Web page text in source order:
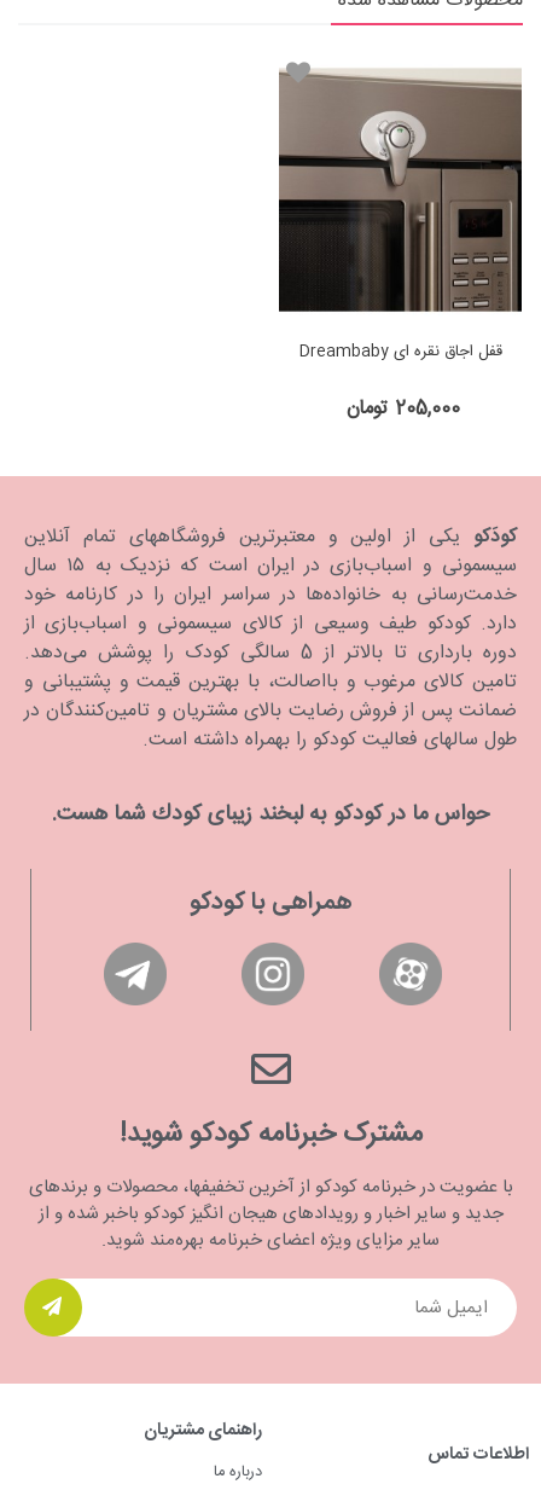
قفل اجاق نقره ای Dreambaby
205,000 تومان
کودَکو یکی از اولین و معتبرترین فروشگاههای تمام آنلاین
سیسمونی و اسباب‌بازی در ایران است که نزدیک به ۱۵ سال
خدمت‌رسانی به خانواده‌ها در سراسر ایران را در کارنامه خود
دارد. كودكو طیف وسیعی از کالای سیسمونی و اسباب‌بازی از
دوره بارداری تا بالاتر از 5 سالگی کودک را پوشش می‌دهد.
تامین کالای مرغوب و بااصالت، با بهترین قیمت و پشتیبانی و
ضمانت پس از فروش رضایت بالای مشتریان و تامین‌کنندگان در
طول سالهای فعالیت کودکو را بهمراه داشته است.
حواس ما در كودكو به لبخند زیبای كودك شما هست.
همراهی با کودکو
مشترک خبرنامه کودکو شوید!
با عضویت در خبرنامه کودکو از آخرین تخفیفها، محصولات و برندهای
جدید و سایر اخبار و رویدادهای هیجان انگیز کودکو باخبر شده و از
سایر مزایای ویژه اعضای خبرنامه بهره‌مند شوید.
اطلاعات تماس
راهنمای مشتریان
درباره ما